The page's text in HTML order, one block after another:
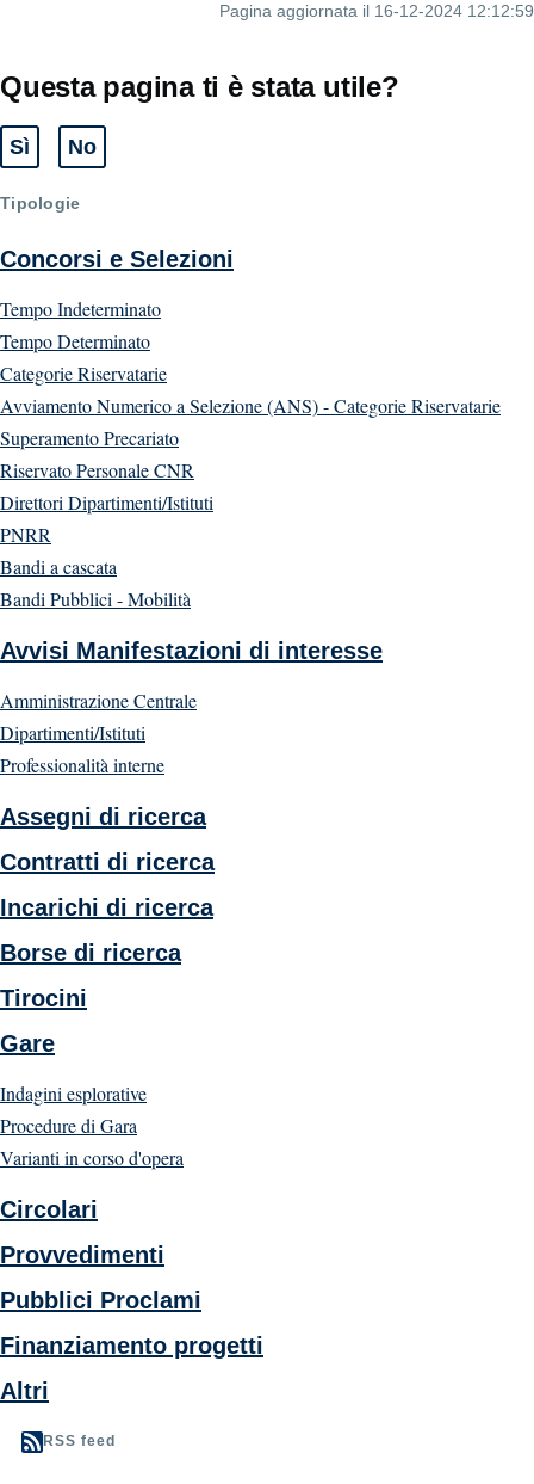
Pagina aggiornata il 16-12-2024 12:12:59
Questa pagina ti è stata utile?
Sì
Tipologie
Concorsi e Selezioni
Tempo Indeterminato
Tempo Determinato
Categorie Riservatarie
Avviamento Numerico a Selezione (ANS) - Categorie Riservatarie
Superamento Precariato
Riservato Personale CNR
Direttori Dipartimenti/Istituti
PNRR
Bandi a cascata
Bandi Pubblici - Mobilità
Avvisi Manifestazioni di interesse
Amministrazione Centrale
Dipartimenti/Istituti
Professionalità interne
Assegni di ricerca
Contratti di ricerca
Incarichi di ricerca
Borse di ricerca
Tirocini
Gare
Indagini esplorative
Procedure di Gara
Varianti in corso d'opera
Circolari
Provvedimenti
Pubblici Proclami
Finanziamento progetti
Altri
RSS feed